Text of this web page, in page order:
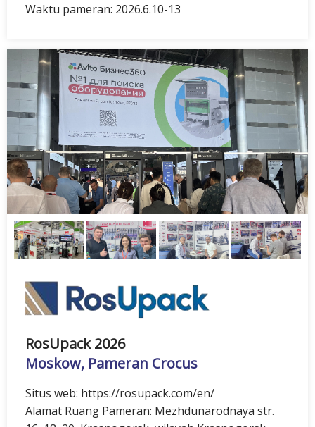
Waktu pameran: 2026.6.10-13
RosUpack 2026
Moskow, Pameran Crocus
Situs web: https://rosupack.com/en/
Alamat Ruang Pameran: Mezhdunarodnaya str.